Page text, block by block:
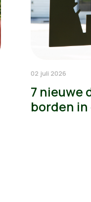
02 juli 2026
7 nieuwe
borden